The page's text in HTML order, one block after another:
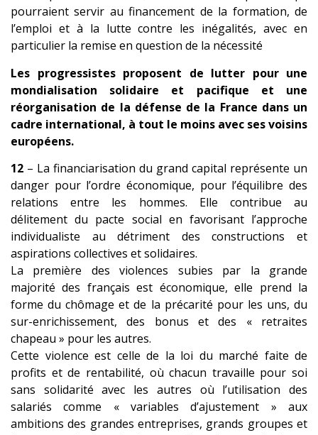
pourraient servir au financement de la formation, de
l’emploi et à la lutte contre les inégalités, avec en
particulier la remise en question de la nécessité
Les progressistes proposent de lutter pour une
mondialisation solidaire et pacifique et une
réorganisation de la défense de la France dans un
cadre international, à tout le moins avec ses voisins
européens.
12 – La financiarisation du grand capital représente un
danger pour l’ordre économique, pour l’équilibre des
relations entre les hommes. Elle contribue au
délitement du pacte social en favorisant l’approche
individualiste au détriment des constructions et
aspirations collectives et solidaires.
La première des violences subies par la grande
majorité des français est économique, elle prend la
forme du chômage et de la précarité pour les uns, du
sur-enrichissement, des bonus et des « retraites
chapeau » pour les autres.
Cette violence est celle de la loi du marché faite de
profits et de rentabilité, où chacun travaille pour soi
sans solidarité avec les autres où l’utilisation des
salariés comme « variables d’ajustement » aux
ambitions des grandes entreprises, grands groupes et